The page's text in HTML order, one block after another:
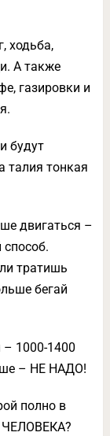
ходьба,
А также
газировки и
будут
талия тонкая
двигаться –
тратишь
бегай
1000-1400
– НЕ НАДО!
полно в
ЧЕЛОВЕКА?